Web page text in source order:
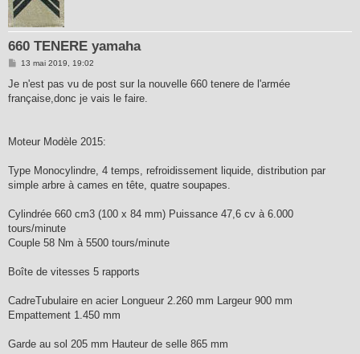
660 TENERE yamaha
M
s
a
13 mai 2019, 19:02
Je n'est pas vu de post sur la nouvelle 660 tenere de l'armée
française,donc je vais le faire.
Moteur Modèle 2015:
Type Monocylindre, 4 temps, refroidissement liquide, distribution par
simple arbre à cames en tête, quatre soupapes.
Cylindrée 660 cm3 (100 x 84 mm) Puissance 47,6 cv à 6.000
tours/minute
Couple 58 Nm à 5500 tours/minute
Boîte de vitesses 5 rapports
CadreTubulaire en acier Longueur 2.260 mm Largeur 900 mm
Empattement 1.450 mm
Garde au sol 205 mm Hauteur de selle 865 mm